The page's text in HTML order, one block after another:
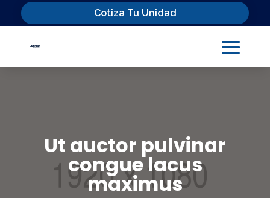
Cotiza Tu Unidad
Ut auctor pulvinar
congue lacus
maximus